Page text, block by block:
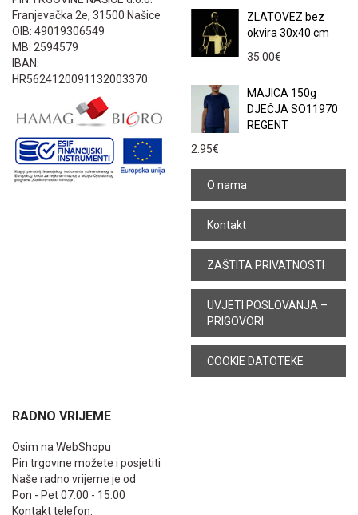
Franjevačka 2e, 31500 Našice
OIB: 49019306549
MB: 2594579
IBAN:
HR5624120091132003370
ZLATOVEZ bez
okvira 30x40 cm
35.00€
MAJICA 150g
DJEČJA SO11970
REGENT
2.95€
O nama
Kontakt
ZAŠTITA PRIVATNOSTI
UVJETI POSLOVANJA –
PRIGOVORI
COOKIE DATOTEKE
RADNO VRIJEME
Osim na WebShopu
Pin trgovine možete i posjetiti
Naše radno vrijeme je od
Pon - Pet 07:00 - 15:00
Kontakt telefon: